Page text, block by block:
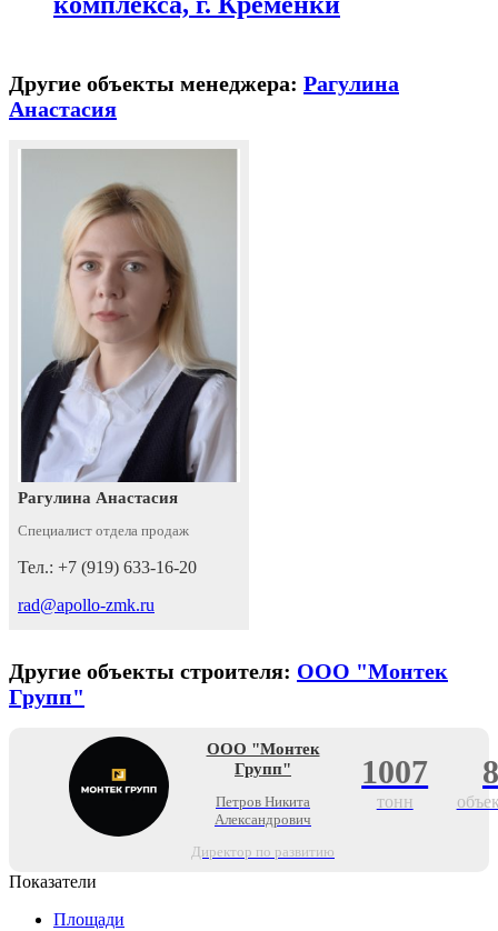
Другие объекты менеджера: Рагулина
Анастасия
Рагулина Анастасия
Специалист отдела продаж
Тел.: +7 (919) 633-16-20
rad@apollo-zmk.ru
Другие объекты строителя: ООО "Монтек
Групп"
ООО "Монтек
Групп"
Петров Никита
Александрович
Директор по развитию
1007
тонн
Показатели
Площади